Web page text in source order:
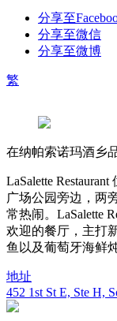
分享至
分享至微信
分享至微博
繁
在纳帕索诺玛酒乡
LaSalette
广场公园旁边，两
常热闹。LaSalette
欢迎的餐厅，主打
鱼以及葡萄牙海鲜
地址
452 1st St E, Ste H,